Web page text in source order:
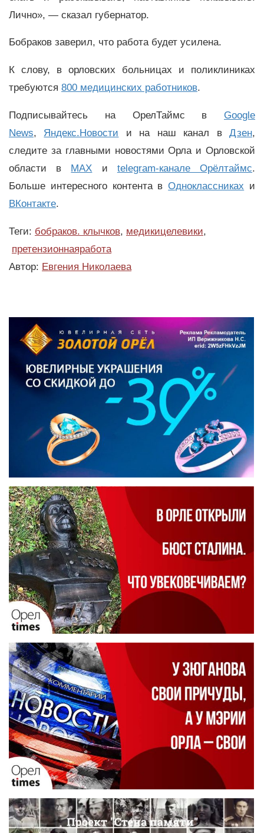
Лично», — сказал губернатор.
Бобраков заверил, что работа будет усилена.
К слову, в орловских больницах и поликлиниках
требуются 800 медицинских работников.
Подписывайтесь на ОрелТаймс в Google
News, Яндекс.Новости и на наш канал вДзен,
следите за главными новостями Орла и Орловской
области в MAX и telegram-канале Орёлтаймс.
Больше интересного контента вОдноклассниках и
ВКонтакте.
Теги: бобраков. клычков, медикицелевики,
претензионнаяработа
Автор: Евгения Николаева